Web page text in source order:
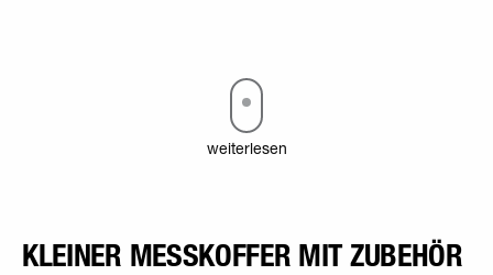
weiterlesen
KLEINER MESSKOFFER MIT ZUBEHÖR